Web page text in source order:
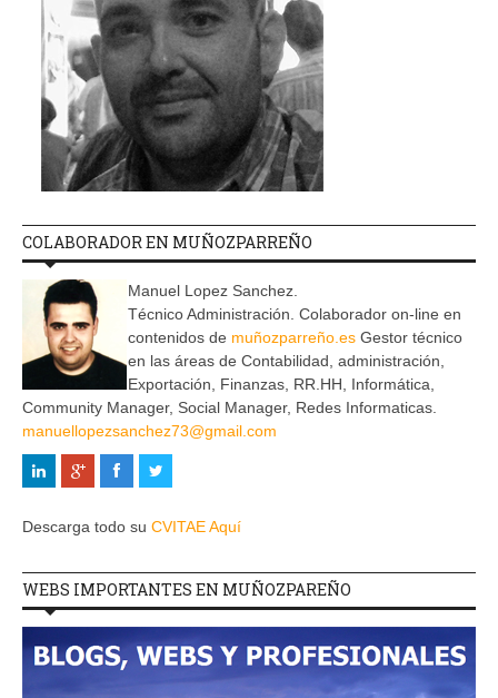
COLABORADOR EN MUÑOZPARREÑO
Manuel Lopez Sanchez.
Técnico Administración. Colaborador on-line en
contenidos de muñozparreño.es Gestor técnico
en las áreas de Contabilidad, administración,
Exportación, Finanzas, RR.HH, Informática,
Community Manager, Social Manager, Redes Informaticas.
manuellopezsanchez73@gmail.com
Descarga todo su CVITAE Aquí
WEBS IMPORTANTES EN MUÑOZPAREÑO